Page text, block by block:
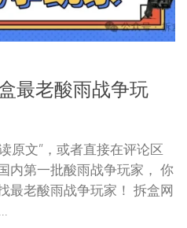
最老酸雨战争玩
原文”，或者直接在评论区
内第一批酸雨战争玩家， 你
最老酸雨战争玩家！ 拆盒网